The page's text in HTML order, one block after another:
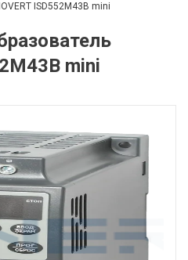
ISD552M43B mini
mini